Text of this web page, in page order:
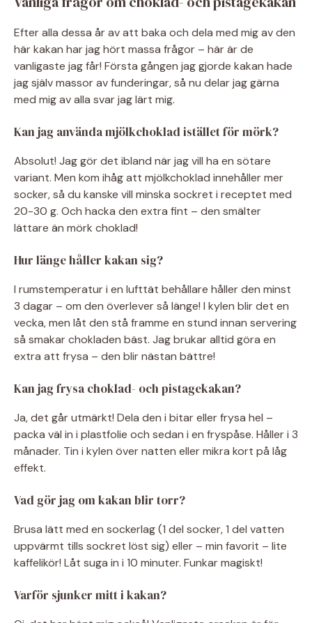
Efter alla dessa år av att baka och dela med mig av den
här kakan har jag hört massa frågor – här är de
vanligaste jag får! Första gången jag gjorde kakan hade
jag själv massor av funderingar, så nu delar jag gärna
med mig av alla svar jag lärt mig.
Kan jag använda mjölkchoklad istället för mörk?
Absolut! Jag gör det ibland när jag vill ha en sötare
variant. Men kom ihåg att mjölkchoklad innehåller mer
socker, så du kanske vill minska sockret i receptet med
20-30 g. Och hacka den extra fint – den smälter
lättare än mörk choklad!
Hur länge håller kakan sig?
I rumstemperatur i en lufttät behållare håller den minst
3 dagar – om den överlever så länge! I kylen blir det en
vecka, men låt den stå framme en stund innan servering
så smakar chokladen bäst. Jag brukar alltid göra en
extra att frysa – den blir nästan bättre!
Kan jag frysa choklad- och pistagekakan?
Ja, det går utmärkt! Dela den i bitar eller frysa hel –
packa väl in i plastfolie och sedan i en fryspåse. Håller i 3
månader. Tin i kylen över natten eller mikra kort på låg
effekt.
Vad gör jag om kakan blir torr?
Brusa lätt med en sockerlag (1 del socker, 1 del vatten
uppvärmt tills sockret löst sig) eller – min favorit – lite
kaffelikör! Låt suga in i 10 minuter. Funkar magiskt!
Varför sjunker mitt i kakan?